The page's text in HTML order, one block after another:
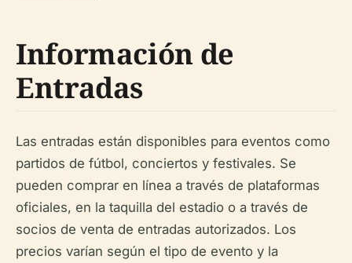
Información de
Entradas
Las entradas están disponibles para eventos como
partidos de fútbol, conciertos y festivales. Se
pueden comprar en línea a través de plataformas
oficiales, en la taquilla del estadio o a través de
socios de venta de entradas autorizados. Los
precios varían según el tipo de evento y la